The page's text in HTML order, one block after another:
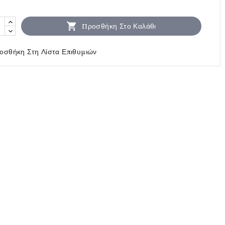
 Προσθήκη Στο Καλάθι
Στη Λίστα Επιθυμιών